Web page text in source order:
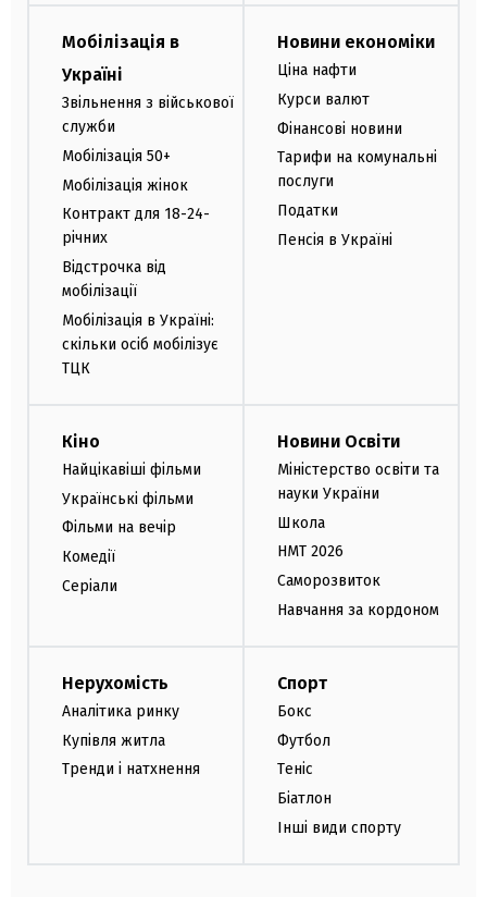
Мобілізація в
Україні
Звільнення з військової
служби
Мобілізація 50+
Мобілізація жінок
Контракт для 18-24-
річних
Відстрочка від
мобілізації
Мобілізація в Україні:
скільки осіб мобілізує
ТЦК
Новини економіки
Ціна нафти
Курси валют
Фінансові новини
Тарифи на комунальні
послуги
Податки
Пенсія в Україні
Кіно
Найцікавіші фільми
Українські фільми
Фільми на вечір
Комедії
Серіали
Новини Освіти
Міністерство освіти та
науки України
Школа
НМТ 2026
Саморозвиток
Навчання за кордоном
Нерухомість
Аналітика ринку
Купівля житла
Тренди і натхнення
Спорт
Бокс
Футбол
Теніс
Біатлон
Інші види спорту